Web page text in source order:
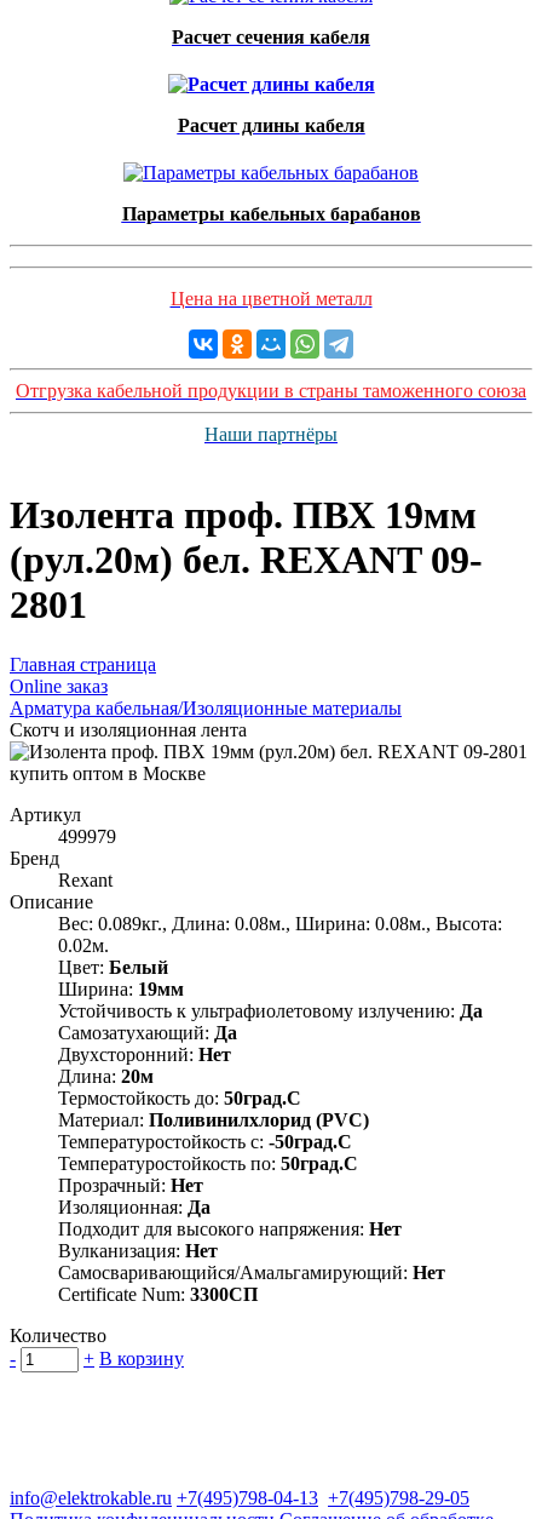
Расчет сечения кабеля
Расчет длины кабеля
Параметры кабельных барабанов
Цена на цветной металл
Отгрузка кабельной продукции в страны таможенного союза
Наши партнёры
Изолента проф. ПВХ 19мм
(рул.20м) бел. REXANT 09-
2801
Главная страница
Оnline заказ
Арматура кабельная/Изоляционные материалы
Скотч и изоляционная лента
Артикул
499979
Бренд
Rexant
Описание
Вес: 0.089кг., Длина: 0.08м., Ширина: 0.08м., Высота:
0.02м.
Цвет: Белый
Ширина: 19мм
Устойчивость к ультрафиолетовому излучению: Да
Самозатухающий: Да
Двухсторонний: Нет
Длина: 20м
Термостойкость до: 50град.C
Материал: Поливинилхлорид (PVC)
Температуростойкость с: -50град.C
Температуростойкость по: 50град.C
Прозрачный: Нет
Изоляционная: Да
Подходит для высокого напряжения: Нет
Вулканизация: Нет
Самосваривающийся/Амальгамирующий: Нет
Certificate Num: 3300СП
Количество
-
+ В корзину
info@elektrokable.ru +7(495)798-04-13 +7(495)798-29-05